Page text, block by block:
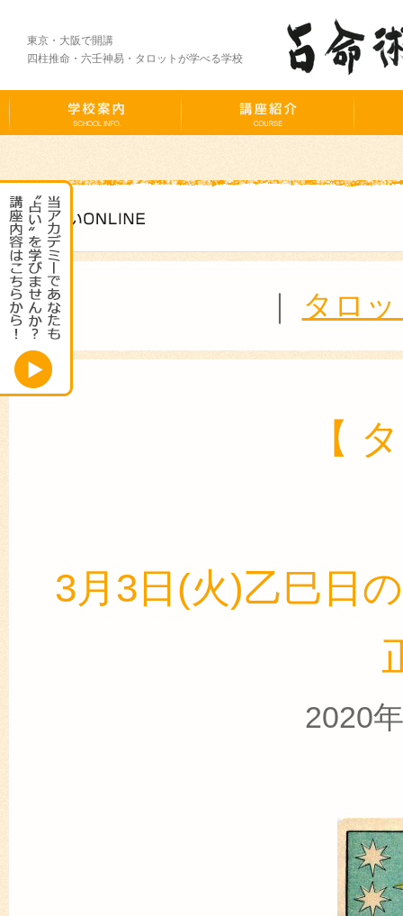
東京・大阪で開講
四柱推命・六壬神易・タロットが学べる学校
｜ タロ
【
3月3日(火)乙巳日
2020